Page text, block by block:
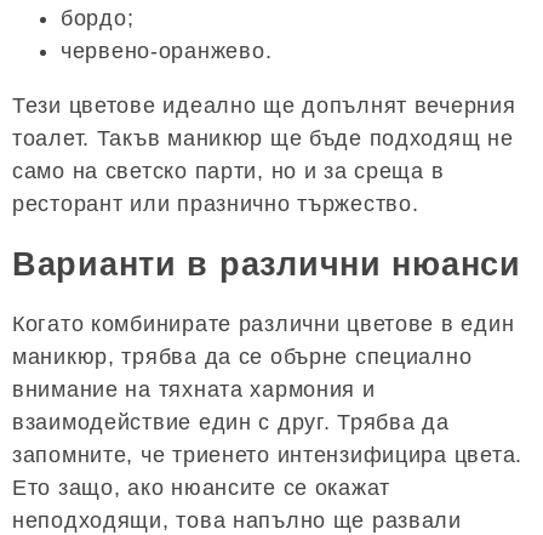
бордо;
червено-оранжево.
Тези цветове идеално ще допълнят вечерния
тоалет. Такъв маникюр ще бъде подходящ не
само на светско парти, но и за среща в
ресторант или празнично тържество.
Варианти в различни нюанси
Когато комбинирате различни цветове в един
маникюр, трябва да се обърне специално
внимание на тяхната хармония и
взаимодействие един с друг. Трябва да
запомните, че триенето интензифицира цвета.
Ето защо, ако нюансите се окажат
неподходящи, това напълно ще развали